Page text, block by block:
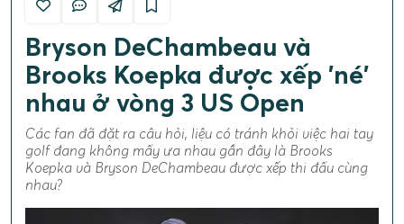
Bryson DeChambeau và
Brooks Koepka được xếp 'né'
nhau ở vòng 3 US Open
Các fan đã đặt ra câu hỏi, liệu có tránh khỏi việc hai tay
golf đang không mấy ưa nhau gần đây là Brooks
Koepka và Bryson DeChambeau được xếp thi đấu cùng
nhau?